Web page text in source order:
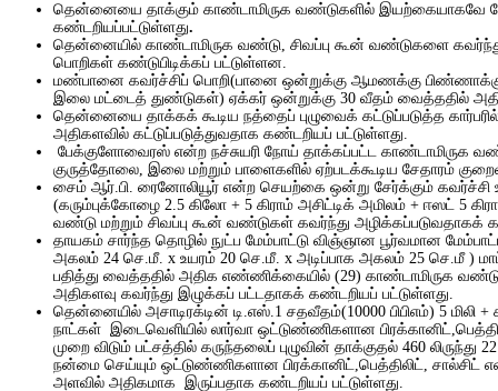
தென்னையை தாக்கும் காண்டாமிருக வண்டுகளில் இயற்கையாகவே
கண்டறியப்பட்டுள்ளது.
தென்னையில் காண்டாமிருக வண்டு, சிவப்பு கூன் வண்டுகளை கவர்ந்து
பொறிகள் கண்டுபிடிக்கப் பட்டுள்ளன.
மண்பானை கவர்ச்சிப் பொறி(பானை ஒன்றுக்கு ஆமணக்கு பிண்ணாக்கு
இலை மட்டைத் துண்டுகள்) ஏக்கர் ஒன்றுக்கு 30 வீதம் வைத்ததில்
தென்னையை தாக்கக் கூடிய நத்தைப் புழுவைக் கட்டுப்படுத்த
அதிகளவில் கட்டுப்படுத்துவதாக கண்டறியப் பட்டுள்ளது.
பேக்குளோவைரஸ் என்ற நச்சுயரி நோய் தாக்கப்பட்ட காண்டாமிருக
குருத்தோலை, இலை மற்றும் பாளைகளில் ஏற்படக்கூடிய சேதாரம்
சைம் ஆர்.பி. ரைனோலியூர் என்ற செயற்கை ஒன்று சேர்க்கும் கவர்ச்சி
(கரும்புக்கோழை 2.5 கிலோ + 5 கிராம் அசிட்டிக் அமிலம் + ஈஸட்
வண்டு மற்றும் சிவப்பு கூன் வண்டுகள் கவர்ந்து அழிக்கப்படுவதாகக்
தாயகம் சார்ந்த தொழில் நுட்ப மேம்பாட்டு விஞ்ஞான பூர்வமான
அகலம் 24 செ.மீ. x உயரம் 20 செ.மீ. x அடிப்பாக அகலம் 25 செ.மீ )
பதித்து வைத்ததில் அதிக எண்ணிக்கையில் (29) காண்டாமிருக
அதிகளவு கவர்ந்து இழுக்கப் பட்டதாகக் கண்டறியப் பட்டுள்ளது.
தென்னையில் அசாடிரக்டின் டி.எஸ்.1 சதவீதம்(10000 பிபிஎம்) 5
நாட்கள் இடைவெளியில் லார்வா ஒட்டுண்ணிகளான
முறை விடும் பட்சத்தில் கருந்தலைப் புழுவின் தாக்குதல் 460
நன்மை செய்யும் ஒட்டுண்ணிகளான பிரக்கானிட்,பெத்திலிட், சால்சிட்
அளவில் அதிகமாக இருப்பதாக கண்டறியப் பட்டுள்ளது.